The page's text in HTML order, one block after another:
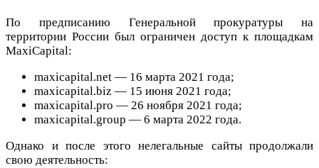
По предписанию Генеральной прокуратуры на
территории России был ограничен доступ к площадкам
MaxiCapital:
maxicapital.net — 16 марта 2021 года;
maxicapital.biz — 15 июня 2021 года;
maxicapital.pro — 26 ноября 2021 года;
maxicapital.group — 6 марта 2022 года.
Однако и после этого нелегальные сайты продолжали
свою деятельность: